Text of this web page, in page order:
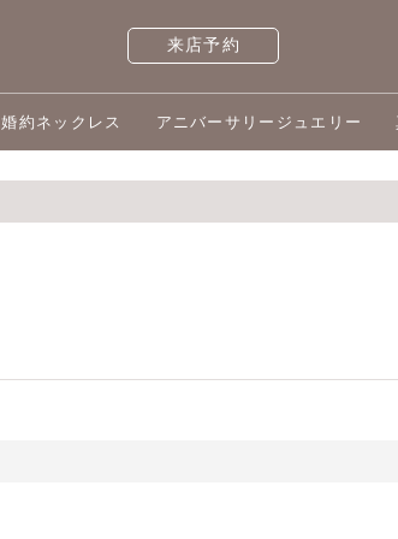
来店予約
婚約ネックレス アニバーサリージュエリー